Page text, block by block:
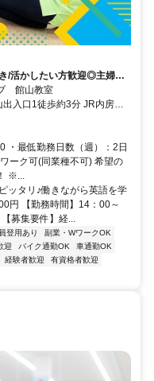
/活かしたい方歓迎◎主婦
館山教室
入口1徒歩約3分 JR内房線
務も応相談 ※屋内禁煙
・最低勤務日数（週）：2日
ーク可(同業種不可) 希望の
※...
ッタリ♪働きながら英語を学
円 【勤務時間】14：00～
募集要件】経...
登用あり
副業・WワークOK
迎 バイク通勤OK
車通勤OK
経験者歓迎
有資格者歓迎